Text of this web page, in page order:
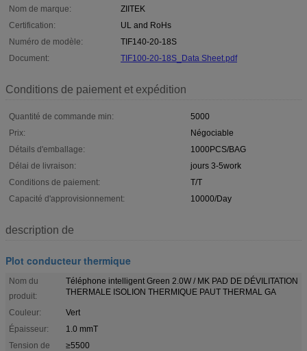
Nom de marque:
ZIITEK
Certification:
UL and RoHs
Numéro de modèle:
TIF140-20-18S
Document:
TIF100-20-18S_Data Sheet.pdf
Conditions de paiement et expédition
Quantité de commande min:
5000
Prix:
Négociable
Détails d'emballage:
1000PCS/BAG
Délai de livraison:
jours 3-5work
Conditions de paiement:
T/T
Capacité d'approvisionnement:
10000/Day
description de
Plot conducteur thermique
Nom du
produit:
Téléphone intelligent Green 2.0W / MK PAD DE DÉVILITATION
THERMALE ISOLION THERMIQUE PAUT THERMAL GA
Couleur:
Vert
Épaisseur:
1.0 mmT
Tension de
≥5500